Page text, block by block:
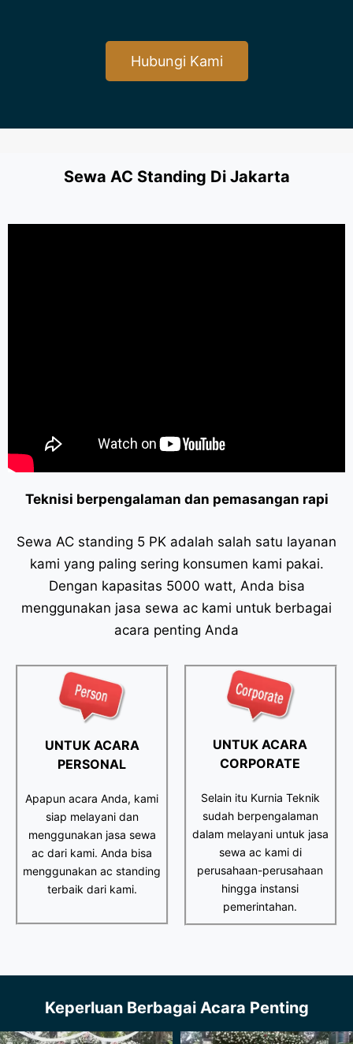
Hubungi Kami
Sewa AC Standing Di Jakarta
Teknisi berpengalaman dan pemasangan rapi
Sewa AC standing 5 PK adalah salah satu layanan
kami yang paling sering konsumen kami pakai.
Dengan kapasitas 5000 watt, Anda bisa
menggunakan jasa sewa ac kami untuk berbagai
acara penting Anda
UNTUK ACARA
PERSONAL
Apapun acara Anda, kami
siap melayani dan
menggunakan jasa sewa
ac dari kami. Anda bisa
menggunakan ac standing
terbaik dari kami.
UNTUK ACARA
CORPORATE
Selain itu Kurnia Teknik
sudah berpengalaman
dalam melayani untuk jasa
sewa ac kami di
perusahaan-perusahaan
hingga instansi
pemerintahan.
Keperluan Berbagai Acara Penting